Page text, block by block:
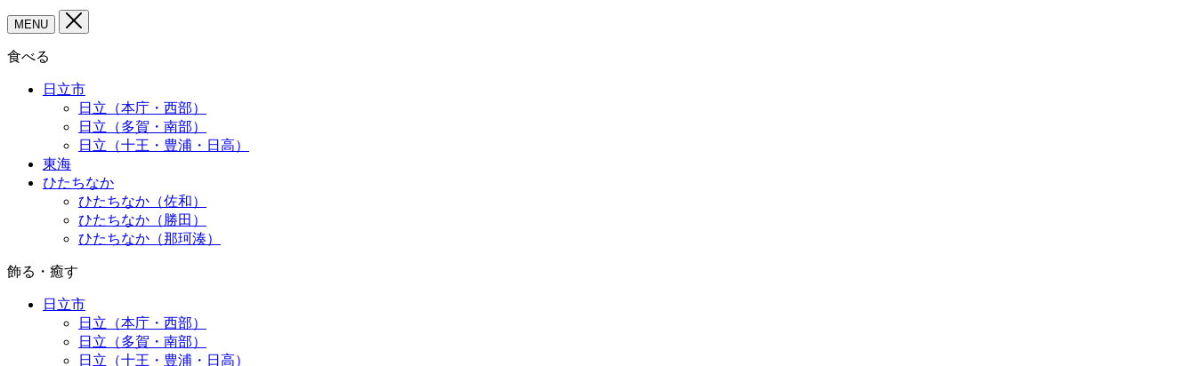
MENU
食べる
日立市
日立（本庁・西部）
日立（多賀・南部）
日立（十王・豊浦・日高）
東海
ひたちなか
ひたちなか（佐和）
ひたちなか（勝田）
ひたちなか（那珂湊）
飾る・癒す
日立市
日立（本庁・西部）
日立（多賀・南部）
日立（十王・豊浦・日高）